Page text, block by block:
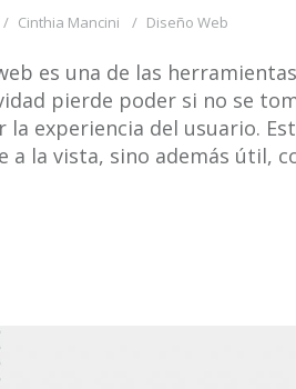
Cinthia Mancini Diseño Web
es una de las
pierde poder si no se
la experiencia del usuario.
a la vista, sino además útil,